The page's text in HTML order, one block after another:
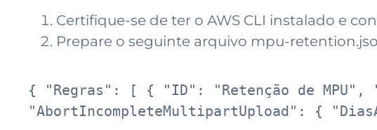
Certifique-se de ter o AWS CLI instalado e
Prepare o seguinte arquivo mpu-
{ "Regras": [ { "ID": "Retenção de
"AbortIncompleteMultipartUpload": {